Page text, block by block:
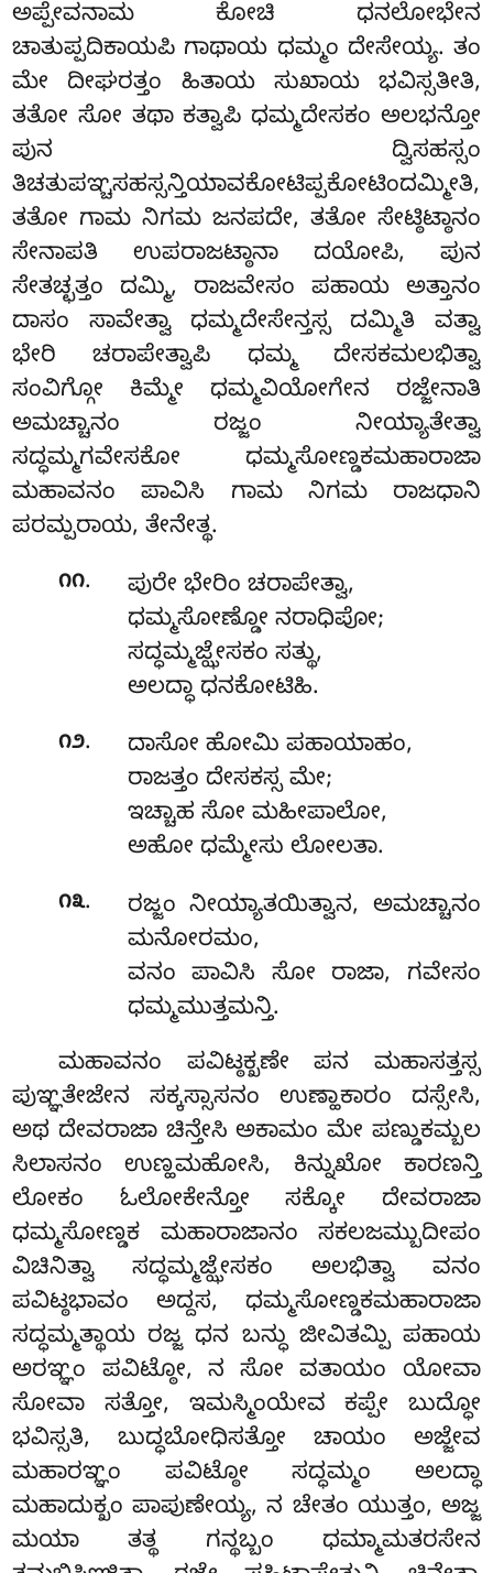
ಅಪ್ಪೇವನಾಮ ಕೋಚಿ ಧನಲೋಭೇನ
ಚಾತುಪ್ಪದಿಕಾಯಪಿ ಗಾಥಾಯ ಧಮ್ಮಂ ದೇಸೇಯ್ಯ. ತಂ
ಮೇ ದೀಘರತ್ತಂ ಹಿತಾಯ ಸುಖಾಯ ಭವಿಸ್ಸತೀತಿ,
ತತೋ ಸೋ ತಥಾ ಕತ್ವಾಪಿ ಧಮ್ಮದೇಸಕಂ ಅಲಭನ್ತೋ
ಪುನ ದ್ವಿಸಹಸ್ಸಂ
ತಿಚತುಪಞ್ಚಸಹಸ್ಸನ್ತಿಯಾವಕೋಟಿಪ್ಪಕೋಟಿಂದಮ್ಮೀತಿ,
ತತೋ ಗಾಮ ನಿಗಮ ಜನಪದೇ, ತತೋ ಸೇಟ್ಠಿಟ್ಠಾನಂ
ಸೇನಾಪತಿ ಉಪರಾಜಟ್ಠಾನಾ ದಯೋಪಿ, ಪುನ
ಸೇತಚ್ಛತ್ತಂ ದಮ್ಮಿ, ರಾಜವೇಸಂ ಪಹಾಯ ಅತ್ತಾನಂ
ದಾಸಂ ಸಾವೇತ್ವಾ ಧಮ್ಮದೇಸೇನ್ತಸ್ಸ ದಮ್ಮಿತಿ ವತ್ವಾ
ಭೇರಿ ಚರಾಪೇತ್ವಾಪಿ ಧಮ್ಮ ದೇಸಕಮಲಭಿತ್ವಾ
ಸಂವಿಗ್ಗೋಕಿಮ್ಮೇ ಧಮ್ಮವಿಯೋಗೇನ ರಜ್ಜೇನಾತಿ
ಅಮಚ್ಚಾನಂ ರಜ್ಜಂ ನೀಯ್ಯಾತೇತ್ವಾ
ಸದ್ಧಮ್ಮಗವೇಸಕೋ ಧಮ್ಮಸೋಣ್ಡಕಮಹಾರಾಜಾ
ಮಹಾವನಂ ಪಾವಿಸಿ ಗಾಮ ನಿಗಮ ರಾಜಧಾನಿ
ಪರಮ್ಪರಾಯ, ತೇನೇತ್ಥ.
೧೧.
ಪುರೇ ಭೇರಿಂ ಚರಾಪೇತ್ವಾ,
ಧಮ್ಮಸೋಣ್ಡೋ ನರಾಧಿಪೋ;
ಸದ್ಧಮ್ಮಜ್ಝೇಸಕಂ ಸತ್ಥು,
ಅಲದ್ಧಾ ಧನಕೋಟಿಹಿ.
೧೨.
ದಾಸೋ ಹೋಮಿ ಪಹಾಯಾಹಂ,
ರಾಜತ್ತಂ ದೇಸಕಸ್ಸ ಮೇ;
ಇಚ್ಚಾಹ ಸೋ ಮಹೀಪಾಲೋ,
ಅಹೋ ಧಮ್ಮೇಸು ಲೋಲತಾ.
೧೩.
ರಜ್ಜಂ ನೀಯ್ಯಾತಯಿತ್ವಾನ, ಅಮಚ್ಚಾನಂ
ಮನೋರಮಂ,
ವನಂ ಪಾವಿಸಿ ಸೋ ರಾಜಾ, ಗವೇಸಂ
ಧಮ್ಮಮುತ್ತಮನ್ತಿ.
ಮಹಾವನಂ ಪವಿಟ್ಠಕ್ಖಣೇ ಪನ ಮಹಾಸತ್ತಸ್ಸ
ಪುಞ್ಞತೇಜೇನ ಸಕ್ಕಸ್ಸಾಸನಂ ಉಣ್ಹಾಕಾರಂ ದಸ್ಸೇಸಿ,
ಅಥ ದೇವರಾಜಾ ಚಿನ್ತೇಸಿ ಅಕಾಮಂ ಮೇ ಪಣ್ಡುಕಮ್ಬಲ
ಸಿಲಾಸನಂ ಉಣ್ಹಮಹೋಸಿ, ಕಿನ್ನುಖೋ ಕಾರಣನ್ತಿ
ಲೋಕಂ ಓಲೋಕೇನ್ತೋ ಸಕ್ಕೋ ದೇವರಾಜಾ
ಧಮ್ಮಸೋಣ್ಡಕ ಮಹಾರಾಜಾನಂ ಸಕಲಜಮ್ಬುದೀಪಂ
ವಿಚಿನಿತ್ವಾ ಸದ್ಧಮ್ಮಜ್ಝೇಸಕಂ ಅಲಭಿತ್ವಾ ವನಂ
ಪವಿಟ್ಠಭಾವಂ ಅದ್ದಸ, ಧಮ್ಮಸೋಣ್ಡಕಮಹಾರಾಜಾ
ಸದ್ಧಮ್ಮತ್ಥಾಯ ರಜ್ಜ ಧನ ಬನ್ಧು ಜೀವಿತಮ್ಪಿ ಪಹಾಯ
ಅರಞ್ಞಂ ಪವಿಟ್ಠೋ, ನ ಸೋ ವತಾಯಂ ಯೋವಾ
ಸೋವಾ ಸತ್ತೋ, ಇಮಸ್ಮಿಂಯೇವ ಕಪ್ಪೇ ಬುದ್ಧೋ
ಭವಿಸ್ಸತಿ, ಬುದ್ಧಬೋಧಿಸತ್ತೋ ಚಾಯಂ ಅಜ್ಜೇವ
ಮಹಾರಞ್ಞಂ ಪವಿಟ್ಠೋ ಸದ್ಧಮ್ಮಂ ಅಲದ್ಧಾ
ಮಹಾದುಕ್ಖಂ ಪಾಪುಣೇಯ್ಯ, ನ ಚೇತಂ ಯುತ್ತಂ, ಅಜ್ಜ
ಮಯಾ ತತ್ಥ ಗನ್ಥಬ್ಬಂ ಧಮ್ಮಾಮತರಸೇನ